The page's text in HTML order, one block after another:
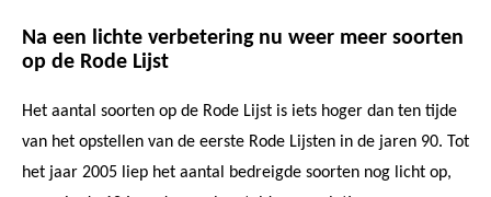
Na een lichte verbetering nu weer meer soorten
op de Rode Lijst
Het aantal soorten op de Rode Lijst is iets hoger dan ten tijde
van het opstellen van de eerste Rode Lijsten in de jaren 90. Tot
het jaar 2005 liep het aantal bedreigde soorten nog licht op,